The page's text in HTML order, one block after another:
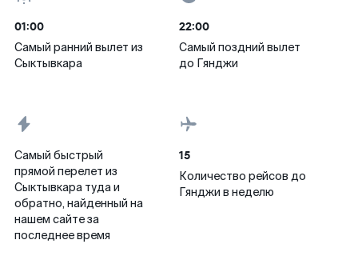
01:00
Самый ранний вылет из
Сыктывкара
22:00
Самый поздний вылет
до Гянджи
Самый быстрый
прямой перелет из
Сыктывкара туда и
обратно, найденный на
нашем сайте за
последнее время
15
Количество рейсов до
Гянджи в неделю